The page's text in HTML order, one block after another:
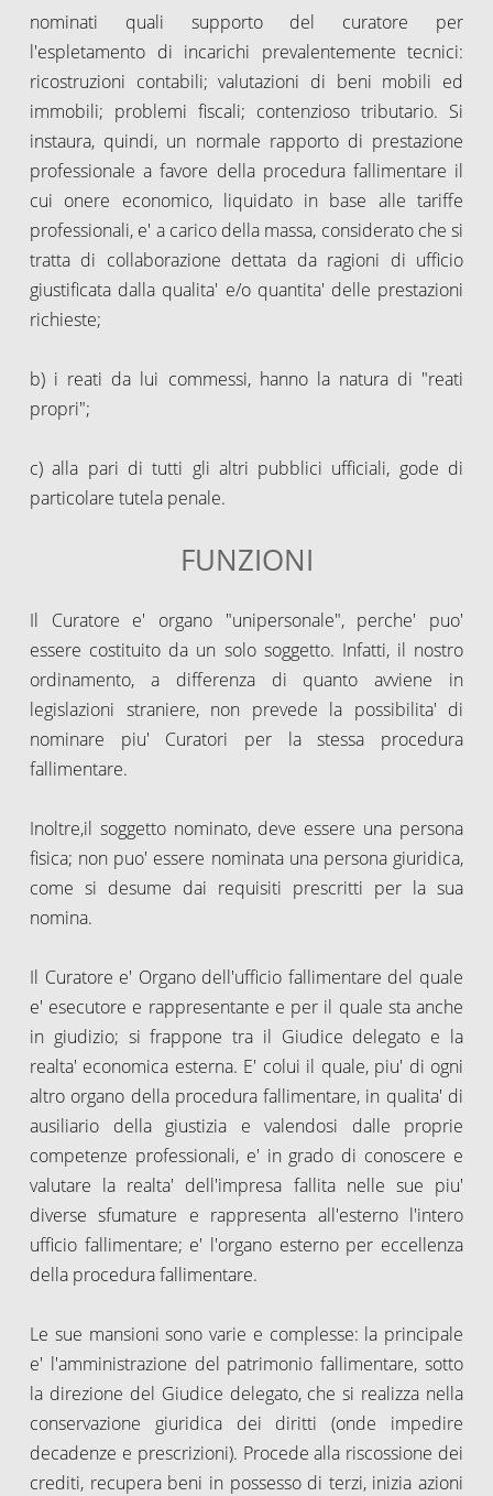
nominati quali supporto del curatore per
l'espletamento di incarichi prevalentemente tecnici:
ricostruzioni contabili; valutazioni di beni mobili ed
immobili; problemi fiscali; contenzioso tributario. Si
instaura, quindi, un normale rapporto di prestazione
professionale a favore della procedura fallimentare il
cui onere economico, liquidato in base alle tariffe
professionali, e' a carico della massa, considerato che si
tratta di collaborazione dettata da ragioni di ufficio
giustificata dalla qualita' e/o quantita' delle prestazioni
richieste;
b) i reati da lui commessi, hanno la natura di "reati
propri";
c) alla pari di tutti gli altri pubblici ufficiali, gode di
particolare tutela penale.
FUNZIONI
Il Curatore e' organo "unipersonale", perche' puo'
essere costituito da un solo soggetto. Infatti, il nostro
ordinamento, a differenza di quanto avviene in
legislazioni straniere, non prevede la possibilita' di
nominare piu' Curatori per la stessa procedura
fallimentare.
Inoltre,il soggetto nominato, deve essere una persona
fisica; non puo' essere nominata una persona giuridica,
come si desume dai requisiti prescritti per la sua
nomina.
Il Curatore e' Organo dell'ufficio fallimentare del quale
e' esecutore e rappresentante e per il quale sta anche
in giudizio; si frappone tra il Giudice delegato e la
realta' economica esterna. E' colui il quale, piu' di ogni
altro organo della procedura fallimentare, in qualita' di
ausiliario della giustizia e valendosi dalle proprie
competenze professionali, e' in grado di conoscere e
valutare la realta' dell'impresa fallita nelle sue piu'
diverse sfumature e rappresenta all'esterno l'intero
ufficio fallimentare; e' l'organo esterno per eccellenza
della procedura fallimentare.
Le sue mansioni sono varie e complesse: la principale
e' l'amministrazione del patrimonio fallimentare, sotto
la direzione del Giudice delegato, che si realizza nella
conservazione giuridica dei diritti (onde impedire
decadenze e prescrizioni). Procede alla riscossione dei
crediti, recupera beni in possesso di terzi, inizia azioni